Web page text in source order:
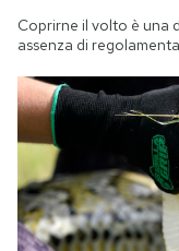
Coprirne il volto è una
assenza di